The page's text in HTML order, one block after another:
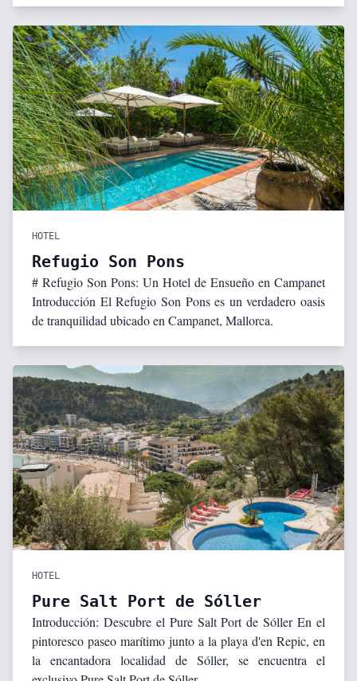
HOTEL
Refugio Son Pons
# Refugio Son Pons: Un Hotel de Ensueño en Campanet
Introducción El Refugio Son Pons es un verdadero oasis
de tranquilidad ubicado en Campanet, Mallorca.
HOTEL
Pure Salt Port de Sóller
Introducción: Descubre el Pure Salt Port de Sóller En el
pintoresco paseo marítimo junto a la playa d'en Repic, en
la encantadora localidad de Sóller, se encuentra el